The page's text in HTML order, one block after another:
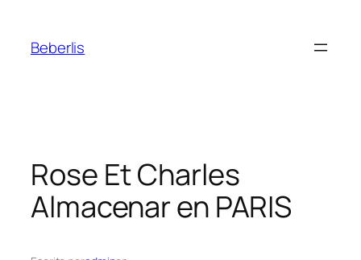
Beberlis
Rose Et Charles
Almacenar en PARIS